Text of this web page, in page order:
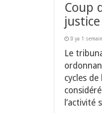
Coup
Il ya 1
Le
cycles de
l’activité